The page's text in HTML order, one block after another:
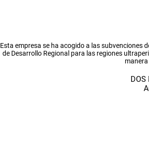
Esta empresa se ha acogido a las subvenciones
de Desarrollo Regional para las regiones
manera
DOS